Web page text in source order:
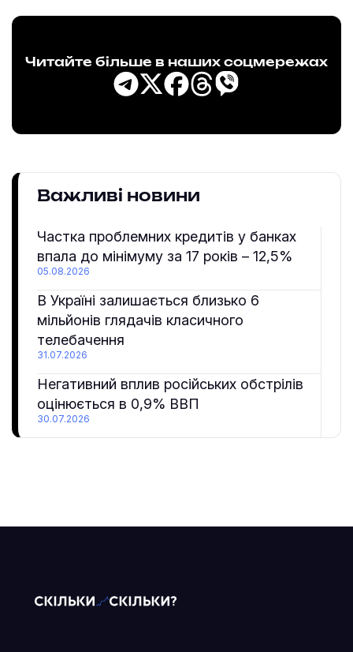
Читайте більше в наших соцмережах
Важливі новини
Частка проблемних кредитів у банках
впала до мінімуму за 17 років – 12,5%
05.08.2026
В Україні залишається близько 6
мільйонів глядачів класичного
телебачення
31.07.2026
Негативний вплив російських обстрілів
оцінюється в 0,9% ВВП
30.07.2026